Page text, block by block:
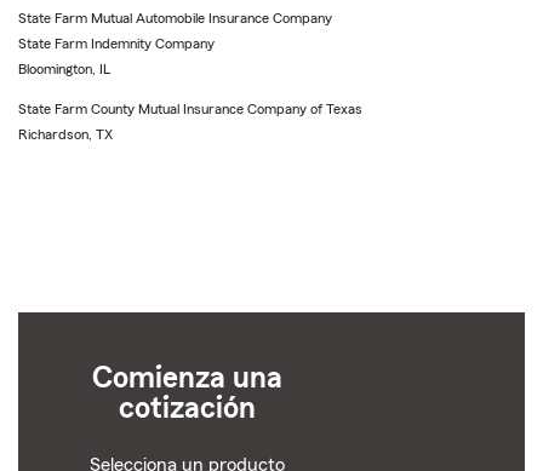
State Farm Mutual Automobile Insurance Company
State Farm Indemnity Company
Bloomington, IL
State Farm County Mutual Insurance Company of Texas
Richardson, TX
Comienza una
cotización
Selecciona un producto